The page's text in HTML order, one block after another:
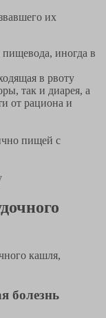
их
иногда в
в рвоту
так и диарея, а
от рациона и
пищей с
кашля,
болезнь